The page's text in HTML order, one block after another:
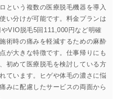
という複数の医療脱毛機器を導入
い分けが可能です。料金プランは
VIO脱毛5回111,000円など明確
術時の痛みを軽減するための麻酔
が大きな特徴です。仕事帰りにも
初めて医療脱毛を検討している方
ています。ヒゲや体毛の濃さに悩
みに配慮したサービスの両面から